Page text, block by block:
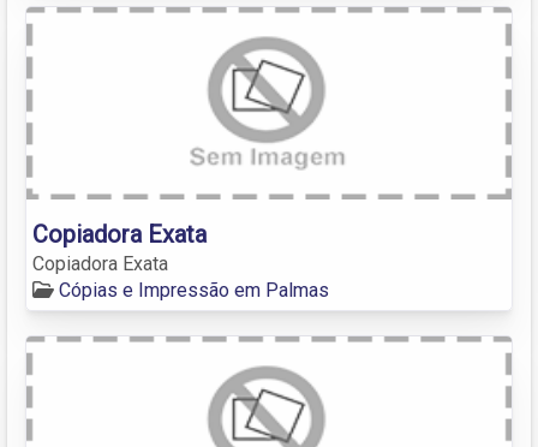
Copiadora Exata
Copiadora Exata
Cópias e Impressão em Palmas